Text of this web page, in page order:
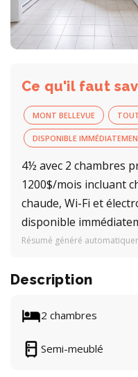
Ce qu'il faut
MONT BELLEVUE
DISPONIBLE
4½ avec 2 chambres
1200$/mois incluant
chaude, Wi-Fi et
disponible
Résumé généré
Description
2 chambres
Semi-meublé